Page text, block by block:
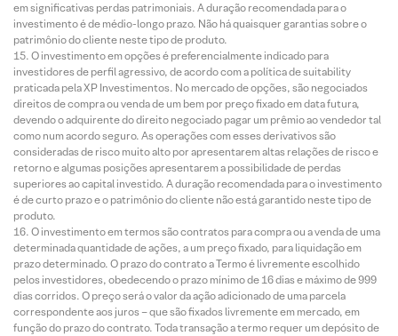
em significativas perdas patrimoniais. A duração recomendada para o
investimento é de médio-longo prazo. Não há quaisquer garantias sobre o
patrimônio do cliente neste tipo de produto.
O investimento em opções é preferencialmente indicado para
investidores de perfil agressivo, de acordo com a política de suitability
praticada pela XP Investimentos. No mercado de opções, são negociados
direitos de compra ou venda de um bem por preço fixado em data futura,
devendo o adquirente do direito negociado pagar um prêmio ao vendedor tal
como num acordo seguro. As operações com esses derivativos são
consideradas de risco muito alto por apresentarem altas relações de risco e
retorno e algumas posições apresentarem a possibilidade de perdas
superiores ao capital investido. A duração recomendada para o investimento
é de curto prazo e o patrimônio do cliente não está garantido neste tipo de
produto.
O investimento em termos são contratos para compra ou a venda de uma
determinada quantidade de ações, a um preço fixado, para liquidação em
prazo determinado. O prazo do contrato a Termo é livremente escolhido
pelos investidores, obedecendo o prazo mínimo de 16 dias e máximo de 999
dias corridos. O preço será o valor da ação adicionado de uma parcela
correspondente aos juros – que são fixados livremente em mercado, em
função do prazo do contrato. Toda transação a termo requer um depósito de